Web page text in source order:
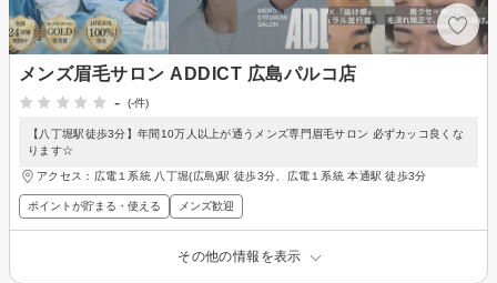
メンズ眉毛サロン ADDICT 広島パルコ店
-
(-件)
【八丁堀駅徒歩3分】年間10万人以上が通うメンズ専門眉毛サロン 必ずカッコ良くな
ります☆
アクセス：広電１系統 八丁堀(広島)駅 徒歩3分、広電１系統 本通駅 徒歩3分
ポイントが貯まる・使える メンズ歓迎
その他の情報を表示